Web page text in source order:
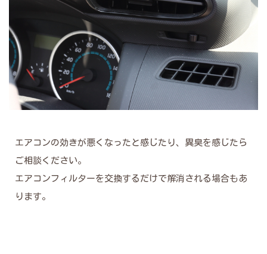
エアコンの効きが悪くなったと感じたり、異臭を感じたら
ご相談ください。
エアコンフィルターを交換するだけで解消される場合もあ
ります。